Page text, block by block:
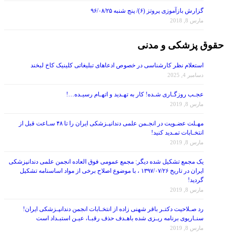
گزارش بازآموزی پروتز (۶)/ پنج شنبه ۹۶/۰۸/۲۵
مارس 8, 2018
حقوق پزشکی و مدنی
استعلام نظر کارشناسی در خصوص ادعاهای تبلیغاتی کلینیک کاخ لبخند
دسامبر 4, 2025
عجـب روزگـاری شـده! کار به تهـدید و اتهـام رسیـده…!
مارس 8, 2019
مهـلت عضـویت در انجـمن علمی دندانپـزشکی ایران را تا ۴۸ سـاعت قبل از
انتخـابات تمـدید کنید!
مارس 8, 2019
یک مجمع تشکیل شده دیگر: مجمع عمومی فوق العاده انجمن علمی دندانپزشکی
ایران در تاریخ ۱۳۹۷/۰۷/۲۶ ، با موضوع اصلاح برخی از مواد اساسنامه تشکیل
گردید!
مارس 8, 2019
رد صـلاحیت دکتـر باقر شهنی زاده از انتخـابات انجمن دندانپـزشکی ایران!
سنـاریوی برنامه ریـزی شده باهـدف حذف رقبـا، عیـن استبـداد است
مارس 8, 2019